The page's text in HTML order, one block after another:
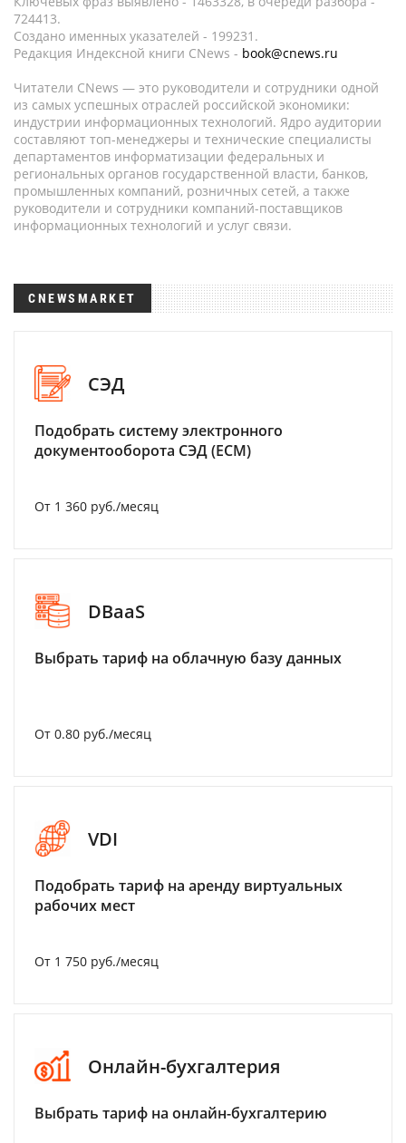
724413.
Создано именных указателей - 199231.
Редакция Индексной книги CNews - book@cnews.ru
Читатели CNews — это руководители и сотрудники одной
из самых успешных отраслей российской экономики:
индустрии информационных технологий. Ядро аудитории
составляют топ-менеджеры и технические специалисты
департаментов информатизации федеральных и
региональных органов государственной власти, банков,
промышленных компаний, розничных сетей, а также
руководители и сотрудники компаний-поставщиков
информационных технологий и услуг связи.
CNEWSMARKET
СЭД
Подобрать систему электронного
документооборота СЭД (ECM)
От 1 360 руб./месяц
DBaaS
Выбрать тариф на облачную базу данных
От 0.80 руб./месяц
VDI
Подобрать тариф на аренду виртуальных
рабочих мест
От 1 750 руб./месяц
Онлайн-бухгалтерия
Выбрать тариф на онлайн-бухгалтерию